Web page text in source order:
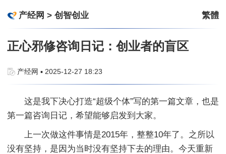
产经网 > 创智创业 繁體
正心邪修咨询日记：创业者的盲区
产经网 ▪ 2025-12-27 18:23
这是我下决心打造“超级个体”写的第一篇文章，也是
第一篇咨询日记，希望能够启发到大家。
上一次做这件事情是2015年，整整10年了。之所以
没有坚持，是因为当时没有坚持下去的理由。今天重新